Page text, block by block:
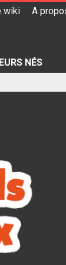
wiki A
NÉS